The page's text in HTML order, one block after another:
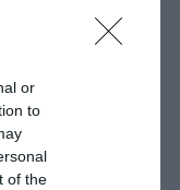
or
to
of the